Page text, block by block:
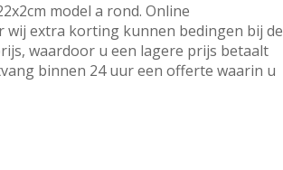
model a rond. Online
wij extra korting kunnen bedingen bij de
waardoor u een lagere prijs betaalt
binnen 24 uur een offerte waarin u